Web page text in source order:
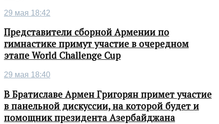
29 мая 18:42
Представители сборной Армении по
гимнастике примут участие в очередном
этапе World Challenge Cup
29 мая 18:40
В Братиславе Армен Григорян примет участие
в панельной дискуссии, на которой будет и
помощник президента Азербайджана